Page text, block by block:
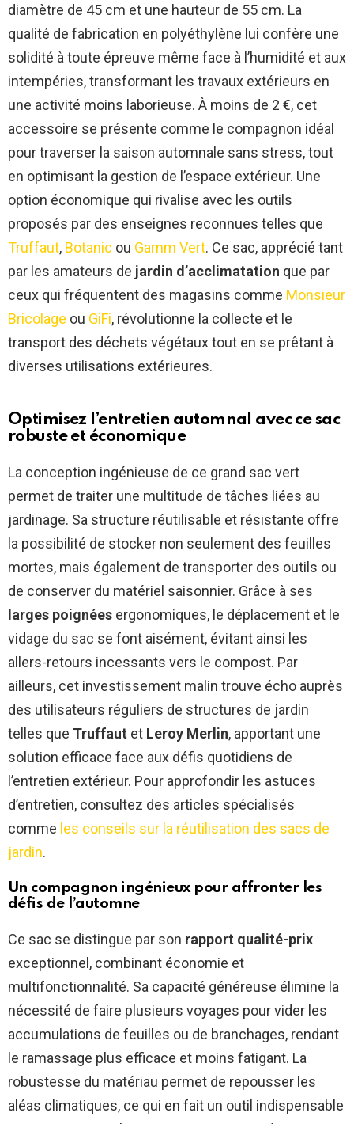
diamètre de 45 cm et une hauteur de 55 cm. La
qualité de fabrication en polyéthylène lui confère une
solidité à toute épreuve même face à l’humidité et aux
intempéries, transformant les travaux extérieurs en
une activité moins laborieuse. À moins de 2 €, cet
accessoire se présente comme le compagnon idéal
pour traverser la saison automnale sans stress, tout
en optimisant la gestion de l’espace extérieur. Une
option économique qui rivalise avec les outils
proposés par des enseignes reconnues telles que
Truffaut, Botanic ou Gamm Vert. Ce sac, apprécié tant
par les amateurs de jardin d’acclimatation que par
ceux qui fréquentent des magasins comme Monsieur
Bricolage ou GiFi, révolutionne la collecte et le
transport des déchets végétaux tout en se prêtant à
diverses utilisations extérieures.
Optimisez l’entretien automnal avec ce sac
robuste et économique
La conception ingénieuse de ce grand sac vert
permet de traiter une multitude de tâches liées au
jardinage. Sa structure réutilisable et résistante offre
la possibilité de stocker non seulement des feuilles
mortes, mais également de transporter des outils ou
de conserver du matériel saisonnier. Grâce à ses
larges poignées ergonomiques, le déplacement et le
vidage du sac se font aisément, évitant ainsi les
allers-retours incessants vers le compost. Par
ailleurs, cet investissement malin trouve écho auprès
des utilisateurs réguliers de structures de jardin
telles que Truffaut et Leroy Merlin, apportant une
solution efficace face aux défis quotidiens de
l’entretien extérieur. Pour approfondir les astuces
d’entretien, consultez des articles spécialisés
comme les conseils sur la réutilisation des sacs de
jardin.
Un compagnon ingénieux pour affronter les
défis de l’automne
Ce sac se distingue par son rapport qualité-prix
exceptionnel, combinant économie et
multifonctionnalité. Sa capacité généreuse élimine la
nécessité de faire plusieurs voyages pour vider les
accumulations de feuilles ou de branchages, rendant
le ramassage plus efficace et moins fatigant. La
robustesse du matériau permet de repousser les
aléas climatiques, ce qui en fait un outil indispensable